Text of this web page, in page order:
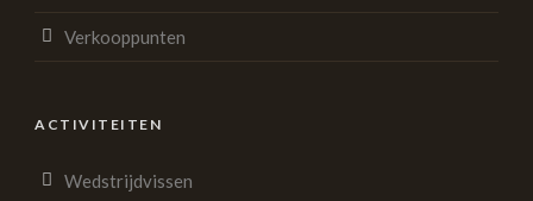
Verkooppunten
ACTIVITEITEN
Wedstrijdvissen